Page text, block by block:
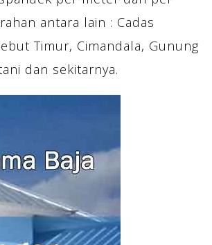
antara lain : Cadas
Timur, Cimandala, Gunung
dan sekitarnya.